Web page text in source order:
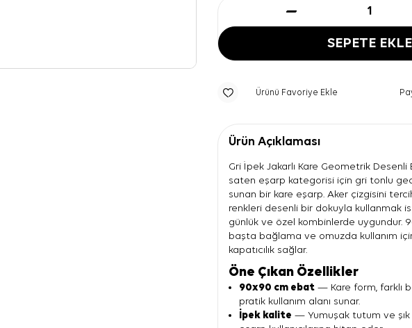
SEPETE EKLE
Ürünü Favoriye Ekle
Ürün Açıklaması
Gri İpek Jakarlı Kare Geometrik Desenli
saten eşarp kategorisi için gri tonlu
sunan bir kare eşarp. Aker çizgisini
renkleri desenli bir dokuyla kullanmak
günlük ve özel kombinlerde uygundur.
başta bağlama ve omuzda kullanım
kapatıcılık sağlar.
Öne Çıkan Özellikler
90x90 cm ebat — Kare form, farklı
pratik kullanım alanı sunar.
İpek kalite — Yumuşak tutum ve